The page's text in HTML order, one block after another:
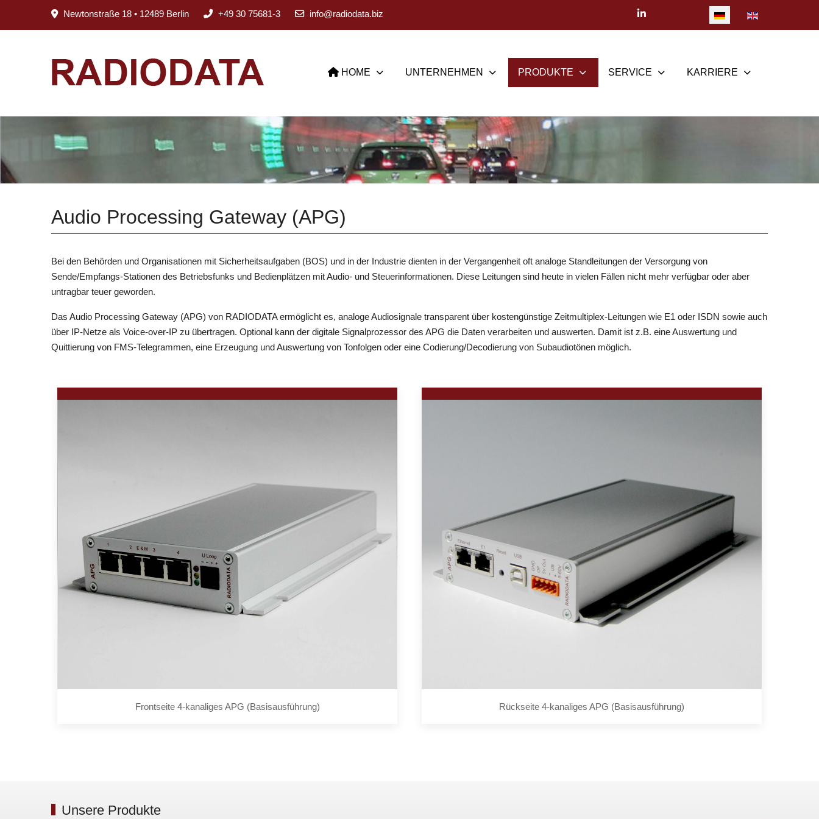
Newtonstraße 18 • 12489 Berlin +49 30 75681-3 info@radiodata.biz Sprache auswählen
HOME UNTERNEHMEN PRODUKTE SERVICE KARRIERE
Audio Processing Gateway (APG)
Bei den Behörden und Organisationen mit Sicherheitsaufgaben (BOS) und in der Industrie dienten in der Vergangenheit oft analoge Standleitungen der Versorgung von
Sende/Empfangs-Stationen des Betriebsfunks und Bedienplätzen mit Audio- und Steuerinformationen. Diese Leitungen sind heute in vielen Fällen nicht mehr verfügbar oder aber
untragbar teuer geworden.
Das Audio Processing Gateway (APG) von RADIODATA ermöglicht es, analoge Audiosignale transparent über kostengünstige Zeitmultiplex-Leitungen wie E1 oder ISDN sowie auch
über IP-Netze als Voice-over-IP zu übertragen. Optional kann der digitale Signalprozessor des APG die Daten verarbeiten und auswerten. Damit ist z.B. eine Auswertung und
Quittierung von FMS-Telegrammen, eine Erzeugung und Auswertung von Tonfolgen oder eine Codierung/Decodierung von Subaudiotönen möglich.
Frontseite 4-kanaliges APG (Basisausführung) Rückseite 4-kanaliges APG (Basisausführung)
Unsere Produkte